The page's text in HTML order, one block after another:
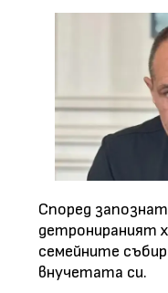
Според
детронираният
семейните
внучетата си.